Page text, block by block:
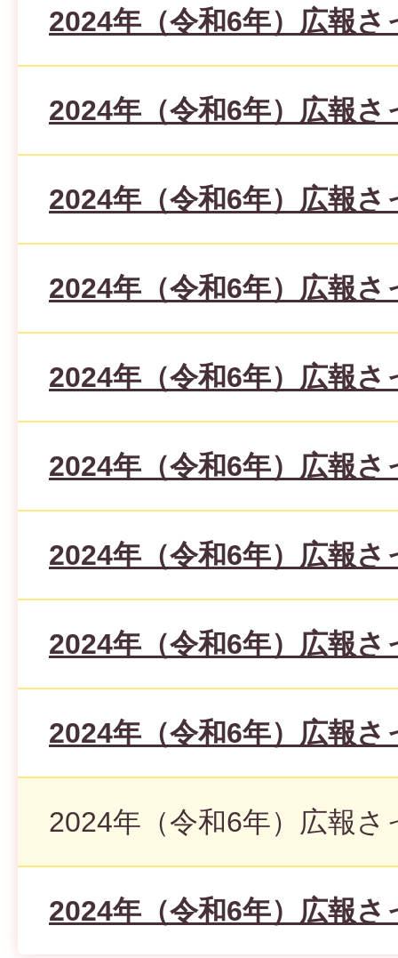
2024年（令和6年）広報さ
2024年（令和6年）広報さ
2024年（令和6年）広報さ
2024年（令和6年）広報さ
2024年（令和6年）広報さ
2024年（令和6年）広報さ
2024年（令和6年）広報さ
2024年（令和6年）広報さ
2024年（令和6年）広報さ
2024年（令和6年）広報さ
2024年（令和6年）広報さ